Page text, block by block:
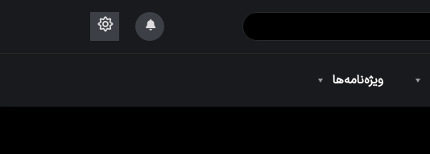
ویژه‌نامه‌ها